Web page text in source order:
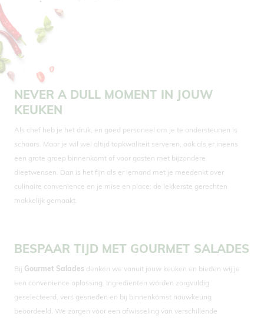
NEVER A DULL MOMENT IN JOUW
KEUKEN
Als chef heb je het druk, en goed personeel om je te ondersteunen is
schaars. Maar je wil wel altijd topkwaliteit serveren, ook als er ineens
een grote groep binnenkomt of voor gasten met bijzondere
dieetwensen. Dan is het fijn als er iemand met je meedenkt over
culinaire convenience en je mise en place: de lekkerste gerechten
makkelijk gemaakt.
BESPAAR TIJD MET GOURMET SALADES
Bij Gourmet Salades denken we vanuit jouw keuken en bieden wij je
een convenience oplossing. Ingrediënten worden zorgvuldig
geselecteerd, vers gesneden en bij binnenkomst nauwkeurig
beoordeeld. We zorgen voor een afwisseling van verschillende